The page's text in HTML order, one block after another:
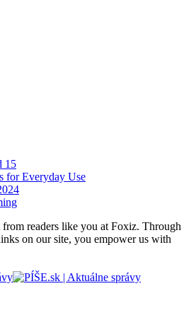
15
for Everyday Use
from readers like you at Foxiz. Through
on our site, you empower us with